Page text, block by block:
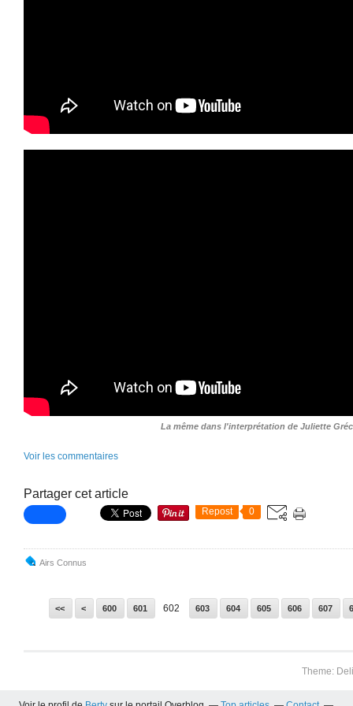
La même dans l'interprétation de Juliette
Voir les commentaires
Partager cet article
Repost 0
Airs Connus
<< < 600 601 602 603 604 605 606 607
Theme: